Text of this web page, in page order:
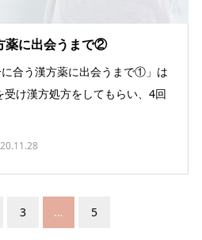
薬に出会うまで②
合う漢方薬に出会うまで①」は
け漢方処方をしてもらい、4回
3 … 5